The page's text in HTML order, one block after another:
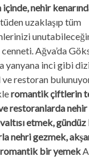
içinde, nehir
uzaklaşıp tüm
Ağva’da
yanyana inci gibi
restoran
romantik çiftlerin
restoranlarda nehir
etmek,
nehri gezmek,
romantik bir yemek